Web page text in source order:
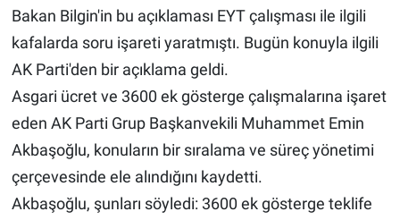
Bakan Bilgin'in bu açıklaması EYT çalışması ile ilgili
kafalarda soru işareti yaratmıştı. Bugün konuyla ilgili
AK Parti'den bir açıklama geldi.
Asgari ücret ve 3600 ek gösterge çalışmalarına işaret
eden AK Parti Grup Başkanvekili Muhammet Emin
Akbaşoğlu, konuların bir sıralama ve süreç yönetimi
çerçevesinde ele alındığını kaydetti.
Akbaşoğlu, şunları söyledi: 3600 ek gösterge teklife